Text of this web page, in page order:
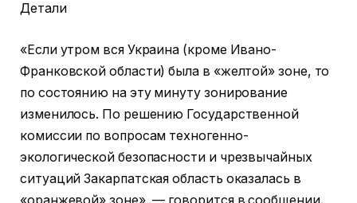
Детали
«Если утром вся Украина (кроме Ивано-
Франковской области) была в «желтой» зоне, то
по состоянию на эту минуту зонирование
изменилось. По решению Государственной
комиссии по вопросам техногенно-
экологической безопасности и чрезвычайных
ситуаций Закарпатская область оказалась в